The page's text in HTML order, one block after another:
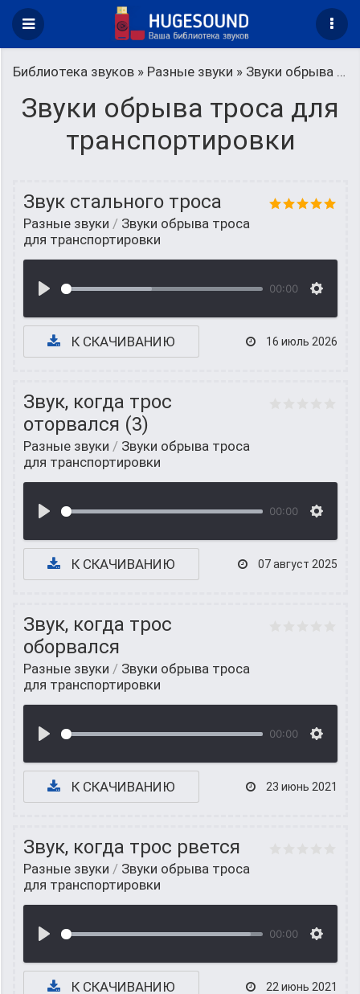
Библиотека звуков » Разные звуки » Звуки обрыва троса для транспортировки
Звуки обрыва троса для
транспортировки
Звук стального троса
Разные звуки / Звуки обрыва троса
для транспортировки
00:00
К СКАЧИВАНИЮ 16 июль 2026
Звук, когда трос
оторвался (3)
Разные звуки / Звуки обрыва троса
для транспортировки
00:00
К СКАЧИВАНИЮ 07 август 2025
Звук, когда трос
оборвался
Разные звуки / Звуки обрыва троса
для транспортировки
00:00
К СКАЧИВАНИЮ 23 июнь 2021
Звук, когда трос рвется
Разные звуки / Звуки обрыва троса
для транспортировки
00:00
К СКАЧИВАНИЮ 22 июнь 2021